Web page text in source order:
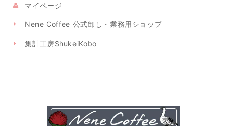
マイページ
Nene Coffee 公式卸し・業務用ショップ
集計工房ShukeiKobo